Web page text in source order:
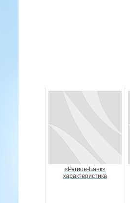
«Регион-Банк»
характеристика